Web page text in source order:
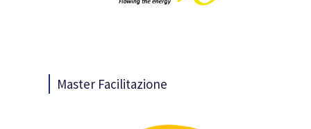
Master Facilitazione